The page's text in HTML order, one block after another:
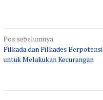
Navigasi
pos
Pos sebelumnya
Pilkada dan Pilkades Berpotensi
untuk Melakukan Kecurangan